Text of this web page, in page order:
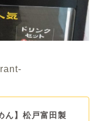
ん】松戸富田製